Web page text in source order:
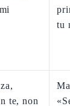
tu
te, non